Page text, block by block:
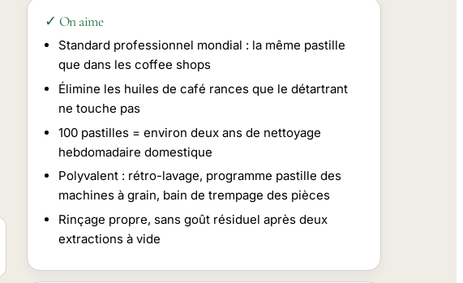
✓ On aime
Standard professionnel mondial : la même pastille
que dans les coffee shops
Élimine les huiles de café rances que le détartrant
ne touche pas
100 pastilles = environ deux ans de nettoyage
hebdomadaire domestique
Polyvalent : rétro-lavage, programme pastille des
machines à grain, bain de trempage des pièces
Rinçage propre, sans goût résiduel après deux
extractions à vide